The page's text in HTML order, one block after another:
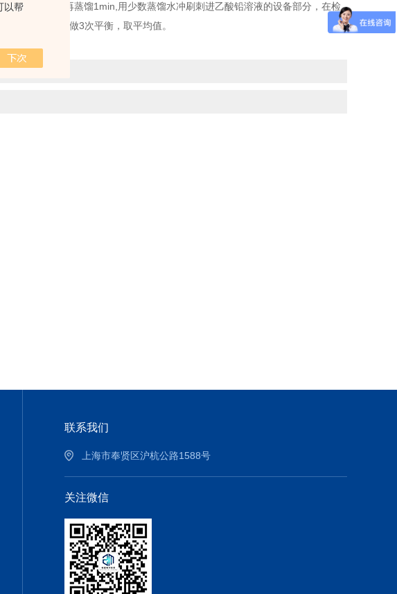
以帮离开液面，再蒸馏1min,用少数蒸馏水冲刷刺进乙酸铅溶液的设备部分，在检
溶液的体积，做3次平衡，取平均值。
联系我们
上海市奉贤区沪杭公路1588号
关注微信